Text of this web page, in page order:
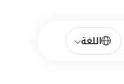
اللغة